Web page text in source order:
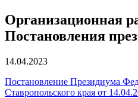
Организационная
Постановления
14.04.2023
Постановление Президиума
Ставропольского края от